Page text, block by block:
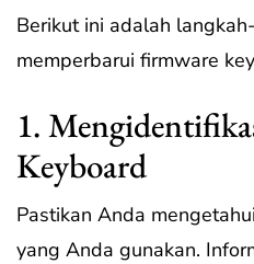
Berikut ini adalah
memperbarui firmware
1.
Keyboard
Pastikan Anda
yang Anda gunakan.